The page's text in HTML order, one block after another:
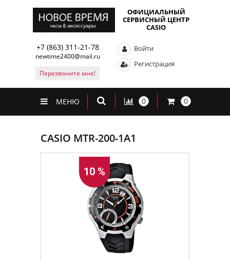
ОФИЦИАЛЬНЫЙ
СЕРВИСНЫЙ ЦЕНТР
CASIO
+7 (863) 311-21-78
newtime2400@mail.ru
Перезвоните мне!
Войти
Регистрация
МЕНЮ 0 0
CASIO MTR-200-1A1
10 %